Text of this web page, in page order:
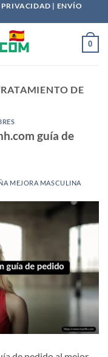
PRIVACIDAD | ENVÍO
0
DE
guía de
MEJORA MASCULINA